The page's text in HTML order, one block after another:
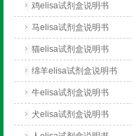
鸡elisa试剂盒说明书
马elisa试剂盒说明书
猫elisa试剂盒说明书
绵羊elisa试剂盒说明书
牛elisa试剂盒说明书
犬elisa试剂盒说明书